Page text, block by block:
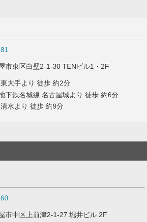
市東区白壁2-1-30 TENビル1・2F
大手より 徒歩 約2分
下鉄名城線 名古屋城より 徒歩 約6分
水より 徒歩 約9分
市中区上前津2-1-27 堀井ビル 2F